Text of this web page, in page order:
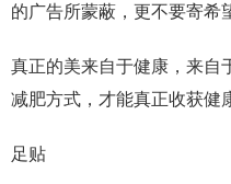
的广告所蒙蔽，更不要寄希
真正的美来自于健康，来自
减肥方式，才能真正收获健
足贴